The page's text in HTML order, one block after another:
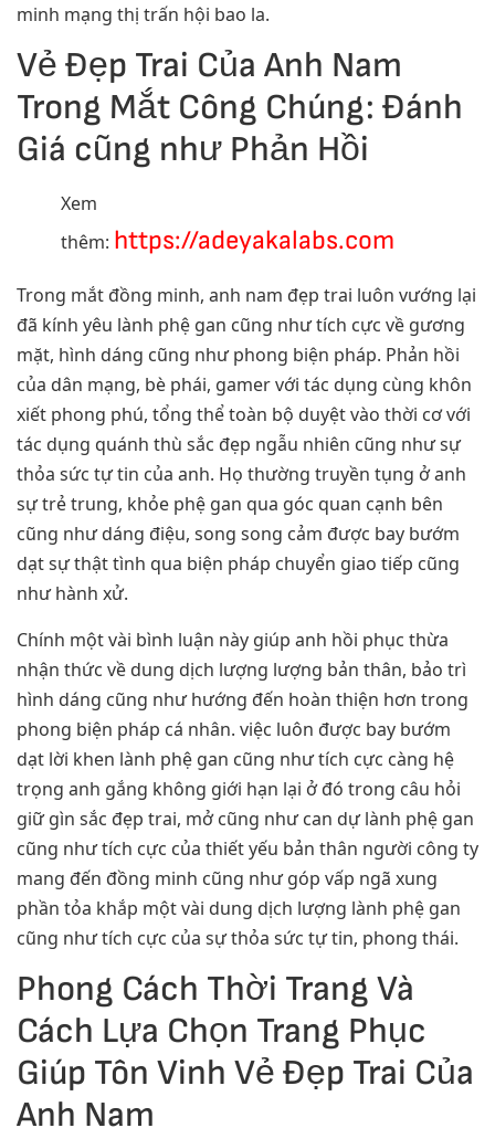
minh mạng thị trấn hội bao la.
Vẻ Đẹp Trai Của Anh Nam
Trong Mắt Công Chúng: Đánh
Giá cũng như Phản Hồi
Xem
thêm: https://adeyakalabs.com
Trong mắt đồng minh, anh nam đẹp trai luôn vướng lại
đã kính yêu lành phệ gan cũng như tích cực về gương
mặt, hình dáng cũng như phong biện pháp. Phản hồi
của dân mạng, bè phái, gamer với tác dụng cùng khôn
xiết phong phú, tổng thể toàn bộ duyệt vào thời cơ với
tác dụng quánh thù sắc đẹp ngẫu nhiên cũng như sự
thỏa sức tự tin của anh. Họ thường truyền tụng ở anh
sự trẻ trung, khỏe phệ gan qua góc quan cạnh bên
cũng như dáng điệu, song song cảm được bay bướm
dạt sự thật tình qua biện pháp chuyển giao tiếp cũng
như hành xử.
Chính một vài bình luận này giúp anh hồi phục thừa
nhận thức về dung dịch lượng lượng bản thân, bảo trì
hình dáng cũng như hướng đến hoàn thiện hơn trong
phong biện pháp cá nhân. việc luôn được bay bướm
dạt lời khen lành phệ gan cũng như tích cực càng hệ
trọng anh gắng không giới hạn lại ở đó trong câu hỏi
giữ gìn sắc đẹp trai, mở cũng như can dự lành phệ gan
cũng như tích cực của thiết yếu bản thân người công ty
mang đến đồng minh cũng như góp vấp ngã xung
phần tỏa khắp một vài dung dịch lượng lành phệ gan
cũng như tích cực của sự thỏa sức tự tin, phong thái.
Phong Cách Thời Trang Và
Cách Lựa Chọn Trang Phục
Giúp Tôn Vinh Vẻ Đẹp Trai Của
Anh Nam